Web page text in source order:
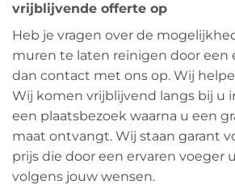
vrijblijvende offerte op
Heb je vragen over de
muren te laten reinigen door een
dan contact met ons op. Wij
Wij komen vrijblijvend langs bij u
een plaatsbezoek waarna u een
maat ontvangt. Wij staan garant
prijs die door een ervaren voeger
volgens jouw wensen.